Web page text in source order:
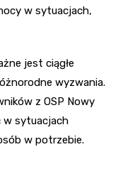
w sytuacjach,
jest ciągłe
wyzwania.
z OSP Nowy
w sytuacjach
w potrzebie.